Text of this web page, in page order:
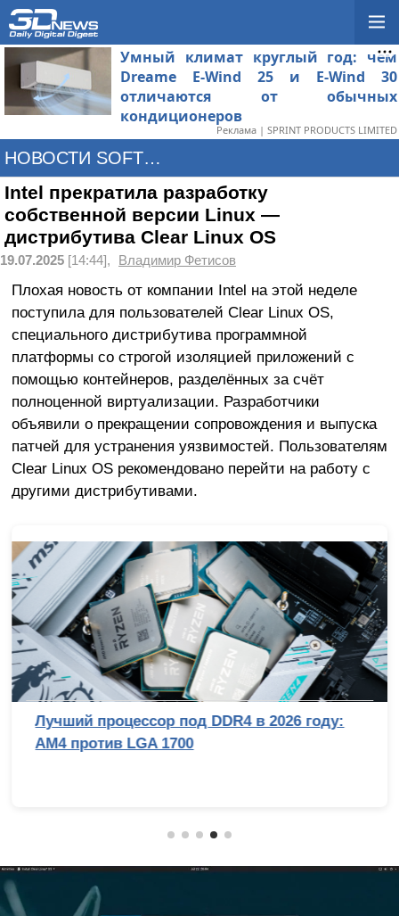
Умный климат круглый год: чем
Dreame E-Wind 25 и E-Wind 30
отличаются от обычных
кондиционеров
Реклама | SPRINT PRODUCTS LIMITED
НОВОСТИ SOFTWARE
Intel прекратила разработку
собственной версии Linux —
дистрибутива Clear Linux OS
19.07.2025 [14:44], Владимир Фетисов
Плохая новость от компании Intel на этой неделе
поступила для пользователей Clear Linux OS,
специального дистрибутива программной
платформы со строгой изоляцией приложений с
помощью контейнеров, разделённых за счёт
полноценной виртуализации. Разработчики
объявили о прекращении сопровождения и выпуска
патчей для устранения уязвимостей. Пользователям
Clear Linux OS рекомендовано перейти на работу с
другими дистрибутивами.
Лучший процессор под DDR4 в 2026 году:
AM4 против LGA 1700